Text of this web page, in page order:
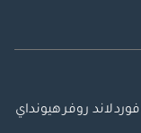
فوردلاند روفرهيونداي